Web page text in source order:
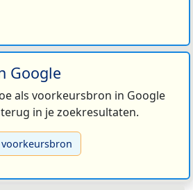
Google
als voorkeursbron in Google
in je zoekresultaten.